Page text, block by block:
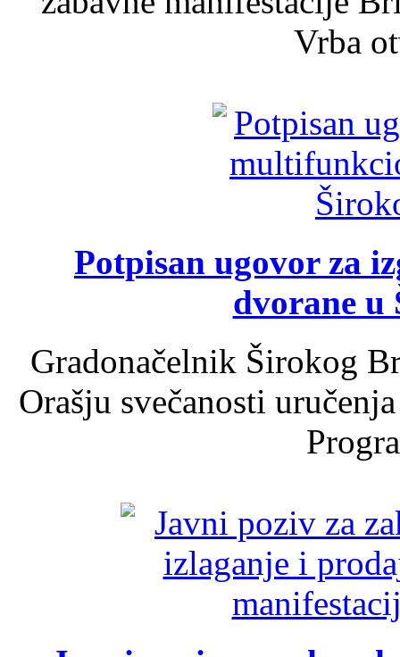
Vrba
Potpisan ugovor za
dvorane u
Gradonačelnik Širokog
Orašju svečanosti